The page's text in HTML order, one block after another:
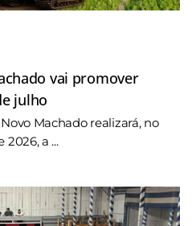
vai promover
julho
Machado realizará, no
a ...